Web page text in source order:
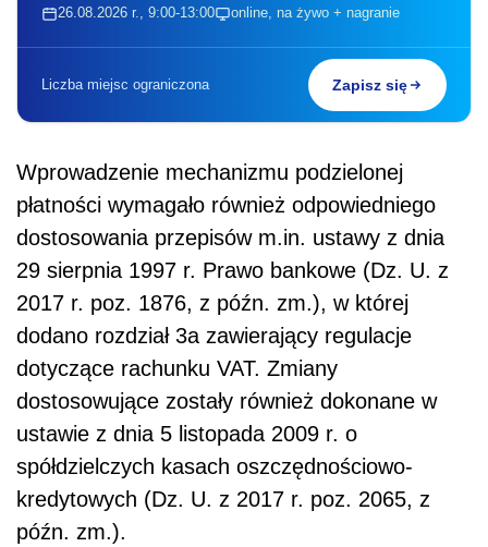
26.08.2026 r., 9:00-13:00 online, na żywo + nagranie
Liczba miejsc ograniczona Zapisz się
Wprowadzenie mechanizmu podzielonej
płatności wymagało również odpowiedniego
dostosowania przepisów m.in. ustawy z dnia
29 sierpnia 1997 r. Prawo bankowe (Dz. U. z
2017 r. poz. 1876, z późn. zm.), w której
dodano rozdział 3a zawierający regulacje
dotyczące rachunku VAT. Zmiany
dostosowujące zostały również dokonane w
ustawie z dnia 5 listopada 2009 r. o
spółdzielczych kasach oszczędnościowo-
kredytowych (Dz. U. z 2017 r. poz. 2065, z
późn. zm.).